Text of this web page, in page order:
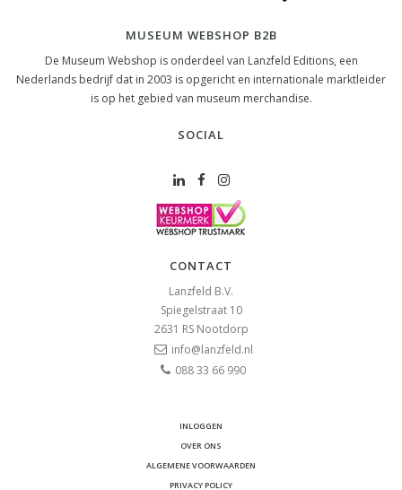
MUSEUM WEBSHOP B2B
De Museum Webshop is onderdeel van Lanzfeld Editions, een
Nederlands bedrijf dat in 2003 is opgericht en internationale marktleider
is op het gebied van museum merchandise.
SOCIAL
CONTACT
Lanzfeld B.V.
Spiegelstraat 10
2631 RS Nootdorp
info@lanzfeld.nl
088 33 66 990
INLOGGEN
OVER ONS
ALGEMENE VOORWAARDEN
PRIVACY POLICY